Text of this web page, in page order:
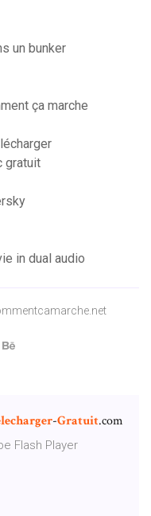
un bunker
ça marche
gratuit
in dual audio
-Gratuit.com
Flash Player